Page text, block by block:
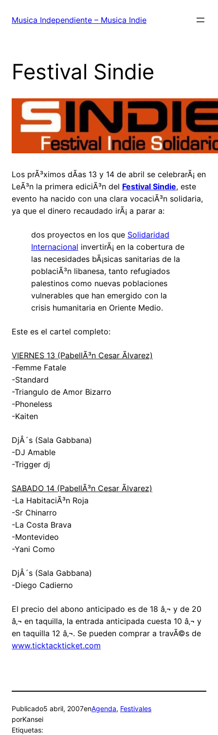
Musica Independiente – Musica Indie
Festival Sindie
Los prÃ³ximos dÃ­as 13 y 14 de abril se celebrarÃ¡ en
LeÃ³n la primera ediciÃ³n del Festival Sindie, este
evento ha nacido con una clara vocaciÃ³n solidaria,
ya que el dinero recaudado irÃ¡ a parar a:
dos proyectos en los que Solidaridad
Internacional invertirÃ¡ en la cobertura de
las necesidades bÃ¡sicas sanitarias de la
poblaciÃ³n libanesa, tanto refugiados
palestinos como nuevas poblaciones
vulnerables que han emergido con la
crisis humanitaria en Oriente Medio.
Este es el cartel completo:
VIERNES 13 (PabellÃ³n Cesar Ãlvarez)
-Femme Fatale
-Standard
-Triangulo de Amor Bizarro
-Phoneless
-Kaiten
DjÂ´s (Sala Gabbana)
-DJ Amable
-Trigger dj
SABADO 14 (PabellÃ³n Cesar Ãlvarez)
-La HabitaciÃ³n Roja
-Sr Chinarro
-La Costa Brava
-Montevideo
-Yani Como
DjÂ´s (Sala Gabbana)
-Diego Cadierno
El precio del abono anticipado es de 18 â‚¬ y de 20
â‚¬ en taquilla, la entrada anticipada cuesta 10 â‚¬ y
en taquilla 12 â‚¬. Se pueden comprar a travÃ©s de
www.ticktackticket.com
Publicado5 abril, 2007enAgenda, Festivales
porKansei
Etiquetas: